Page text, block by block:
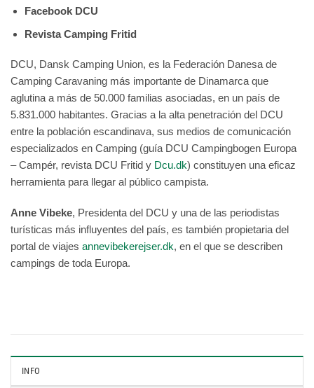
Facebook DCU
Revista Camping Fritid
DCU, Dansk Camping Union, es la Federación Danesa de
Camping Caravaning más importante de Dinamarca que
aglutina a más de 50.000 familias asociadas, en un país de
5.831.000 habitantes. Gracias a la alta penetración del DCU
entre la población escandinava, sus medios de comunicación
especializados en Camping (guía DCU Campingbogen Europa
– Campér, revista DCU Fritid y Dcu.dk) constituyen una eficaz
herramienta para llegar al público campista.
Anne Vibeke, Presidenta del DCU y una de las periodistas
turísticas más influyentes del país, es también propietaria del
portal de viajes annevibekerejser.dk, en el que se describen
campings de toda Europa.
INFO